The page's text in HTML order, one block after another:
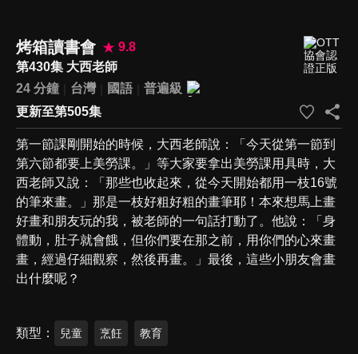
烤箱讀書會
9.8
第430集 大西老師
24 分鐘
台灣 國語
普遍級
更新至第505集
第一節課剛開始的時候，大西老師說：「今天從第一節到
第六節都要上美勞課。」等大家要拿出美勞課用具時，大
西老師又說：「那些也收起來，從今天開始都用一枝16號
的筆來畫。」那是一枝好粗好粗的畫筆耶！本來想馬上畫
好畫和朋友玩的我，被老師的一句話打動了。他說：「身
體動，肚子就會餓，但你們要在那之前，用你們的心來畫
畫，經過仔細觀察，然後再畫。」最後，這些小朋友會畫
出什麼呢？
類型 兒童 烹飪 教育